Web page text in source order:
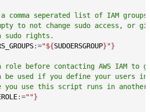
comma seperated list of IAM
to not change sudo access, or
sudo rights.
:="${SUDOERSGROUP}"}
role before contacting AWS IAM to
be used if you define your users in
you use this script runs in
:=""}